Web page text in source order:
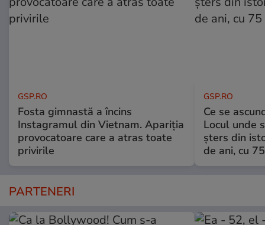
GSP.RO
Fosta gimnastă a încins
Instagramul din Vietnam. Apariția
provocatoare care a atras toate
privirile
GSP.RO
Ce se
Locul unde
șters din
de ani, cu
PARTENERI